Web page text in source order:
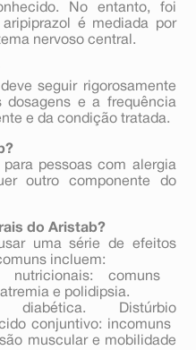
No entanto, foi
é mediada por
nervoso central.
seguir rigorosamente
dosagens e a frequência
e da condição tratada.
pessoas com alergia
outro componente do
do Aristab?
uma série de efeitos
incluem:
comuns 
e polidipsia.
Distúrbio
conjuntivo: incomuns 
muscular e mobilidade